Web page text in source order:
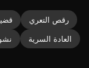
رقص التعري
العادة السرية